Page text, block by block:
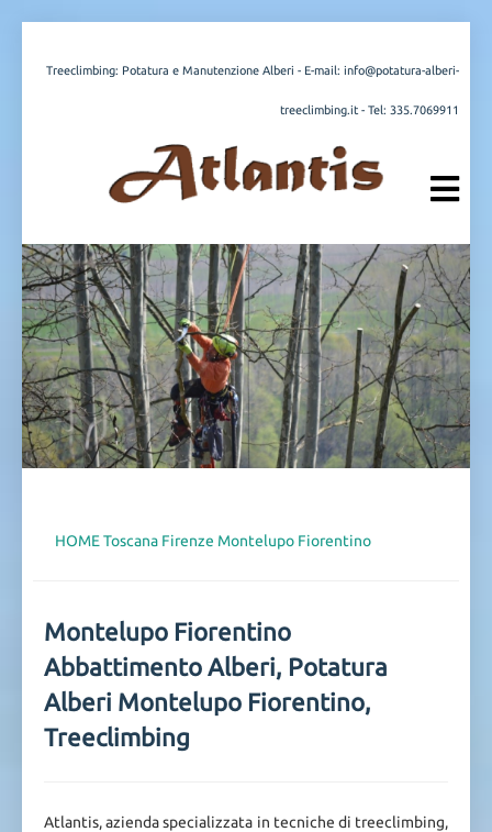
Treeclimbing: Potatura e Manutenzione Alberi - E-mail: info@potatura-alberi-
treeclimbing.it - Tel: 335.7069911
HOME Toscana Firenze Montelupo Fiorentino
Montelupo Fiorentino
Abbattimento Alberi, Potatura
Alberi Montelupo Fiorentino,
Treeclimbing
Atlantis, azienda specializzata in tecniche di treeclimbing,